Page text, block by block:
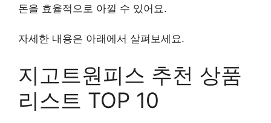
돈을 효율적으로 아낄 수 있어요.
자세한 내용은 아래에서 살펴보세요.
지고트원피스 추천 상품
리스트 TOP 10